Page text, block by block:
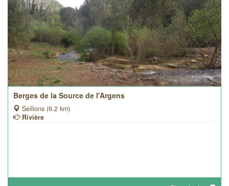
Berges de la Source de l'Argens
Seillons (6.2 km)
Rivière